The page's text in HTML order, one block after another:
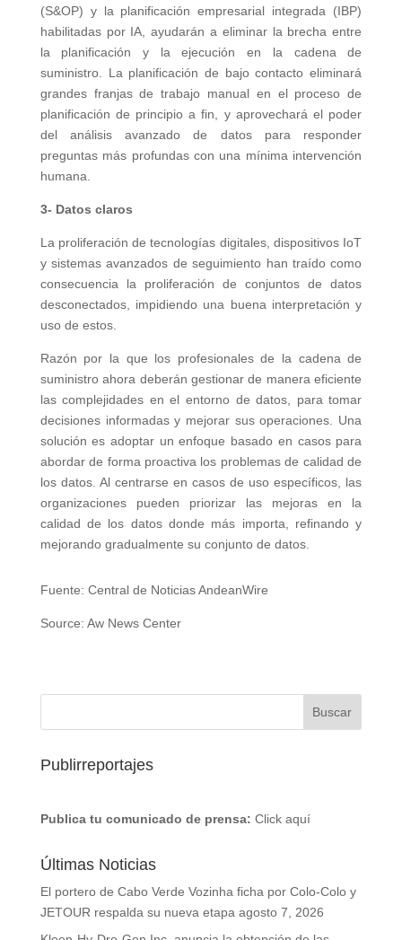
(S&OP) y la planificación empresarial integrada (IBP)
habilitadas por IA, ayudarán a eliminar la brecha entre
la planificación y la ejecución en la cadena de
suministro. La planificación de bajo contacto eliminará
grandes franjas de trabajo manual en el proceso de
planificación de principio a fin, y aprovechará el poder
del análisis avanzado de datos para responder
preguntas más profundas con una mínima intervención
humana.
3- Datos claros
La proliferación de tecnologías digitales, dispositivos IoT
y sistemas avanzados de seguimiento han traído como
consecuencia la proliferación de conjuntos de datos
desconectados, impidiendo una buena interpretación y
uso de estos.
Razón por la que los profesionales de la cadena de
suministro ahora deberán gestionar de manera eficiente
las complejidades en el entorno de datos, para tomar
decisiones informadas y mejorar sus operaciones. Una
solución es adoptar un enfoque basado en casos para
abordar de forma proactiva los problemas de calidad de
los datos. Al centrarse en casos de uso específicos, las
organizaciones pueden priorizar las mejoras en la
calidad de los datos donde más importa, refinando y
mejorando gradualmente su conjunto de datos.
Fuente: Central de Noticias AndeanWire
Source: Aw News Center
Publirreportajes
Publica tu comunicado de prensa: Click aquí
Últimas Noticias
El portero de Cabo Verde Vozinha ficha por Colo-Colo y
JETOUR respalda su nueva etapa agosto 7, 2026